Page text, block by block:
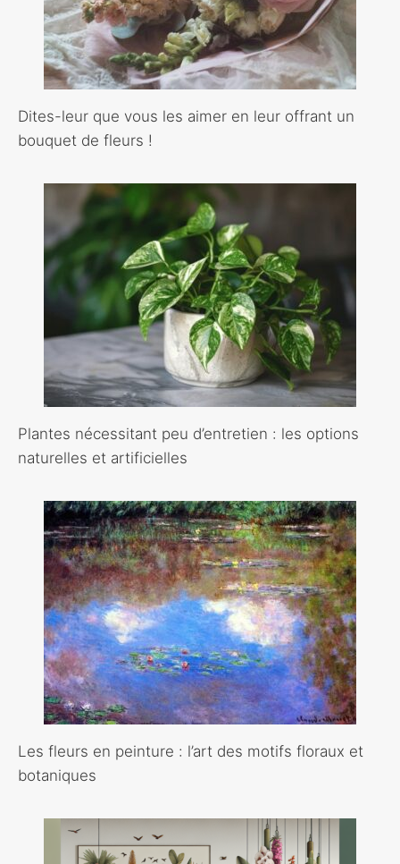
Dites-leur que vous les aimer en leur offrant un
bouquet de fleurs !
Plantes nécessitant peu d’entretien : les options
naturelles et artificielles
Les fleurs en peinture : l’art des motifs floraux et
botaniques